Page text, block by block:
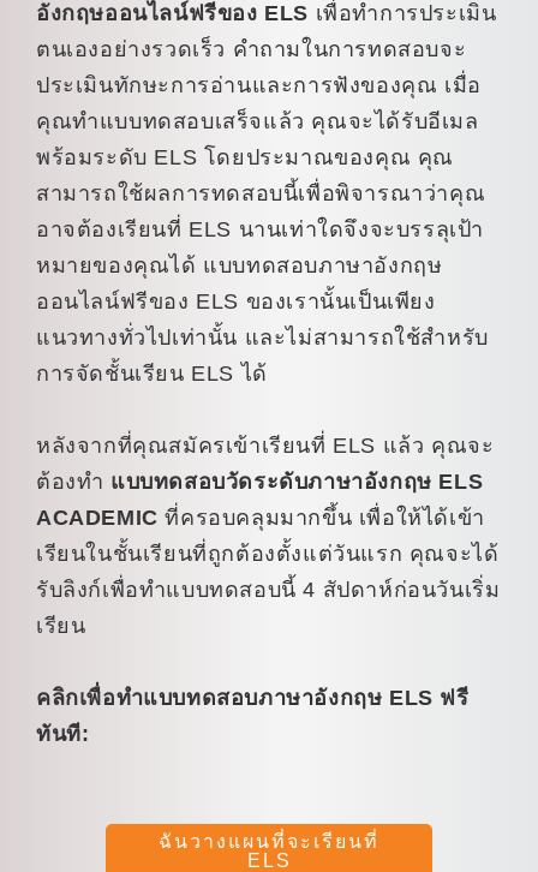
อังกฤษออนไลน์ฟรีของ ELS เพื่อทำการประเมิน
ตนเองอย่างรวดเร็ว คำถามในการทดสอบจะ
ประเมินทักษะการอ่านและการฟังของคุณ เมื่อ
คุณทำแบบทดสอบเสร็จแล้ว คุณจะได้รับอีเมล
พร้อมระดับ ELS โดยประมาณของคุณ คุณ
สามารถใช้ผลการทดสอบนี้เพื่อพิจารณาว่าคุณ
อาจต้องเรียนที่ ELS นานเท่าใดจึงจะบรรลุเป้า
หมายของคุณได้ แบบทดสอบภาษาอังกฤษ
ออนไลน์ฟรีของ ELS ของเรานั้นเป็นเพียง
แนวทางทั่วไปเท่านั้น และไม่สามารถใช้สำหรับ
การจัดชั้นเรียน ELS ได้
หลังจากที่คุณสมัครเข้าเรียนที่ ELS แล้ว คุณจะ
ต้องทำ แบบทดสอบวัดระดับภาษาอังกฤษ ELS
ACADEMIC ที่ครอบคลุมมากขึ้น เพื่อให้ได้เข้า
เรียนในชั้นเรียนที่ถูกต้องตั้งแต่วันแรก คุณจะได้
รับลิงก์เพื่อทำแบบทดสอบนี้ 4 สัปดาห์ก่อนวันเริ่ม
เรียน
คลิกเพื่อทำแบบทดสอบภาษาอังกฤษ ELS ฟรี
ทันที:
ฉันวางแผนที่จะเรียนที่
ELS